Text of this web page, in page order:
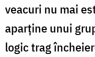
veacuri nu mai
aparține unui
logic trag